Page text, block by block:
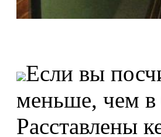
Если вы
меньше, чем в
Расставлены